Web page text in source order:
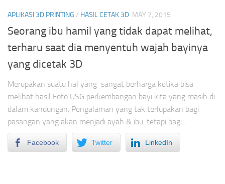
APLIKASI 3D PRINTING / HASIL CETAK 3D MAY 7, 2015
Seorang ibu hamil yang tidak dapat melihat,
terharu saat dia menyentuh wajah bayinya
yang dicetak 3D
Merupakan suatu hal yang sangat berharga ketika bisa
melihat hasil Foto USG perkembangan bayi kita yang masih di
dalam kandungan. Pengalaman yang tak terlupakan bagi
pasangan yang akan menjadi ayah & ibu. tetapi bagi...
Facebook Twitter LinkedIn